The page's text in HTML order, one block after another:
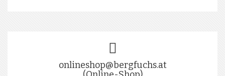
onlineshop@bergfuchs.at